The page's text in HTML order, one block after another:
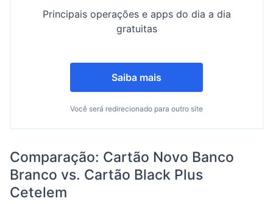
Principais operações e apps do dia a dia
gratuitas
Saiba mais
Você será redirecionado para outro site
Comparação: Cartão Novo Banco
Branco vs. Cartão Black Plus
Cetelem